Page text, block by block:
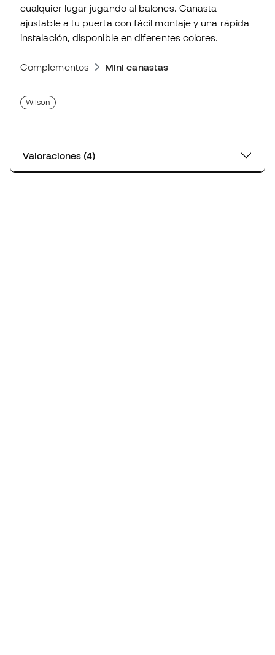
cualquier lugar jugando al balones. Canasta
ajustable a tu puerta con fácil montaje y una rápida
instalación, disponible en diferentes colores.
Complementos Mini canastas
Wilson
Valoraciones (4)